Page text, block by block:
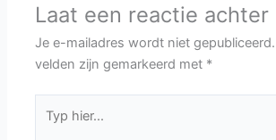
Laat een reactie achter
Je e-mailadres wordt niet gepubliceerd.
velden zijn gemarkeerd met *
hier...